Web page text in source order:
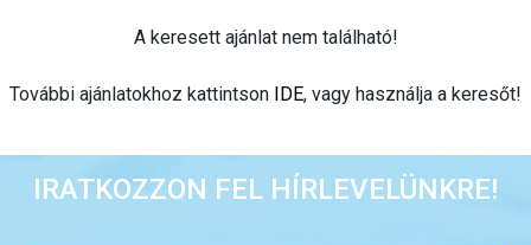
A keresett ajánlat nem található!
További ajánlatokhoz kattintson IDE, vagy használja a keresőt!
IRATKOZZON FEL HÍRLEVELÜNKRE!